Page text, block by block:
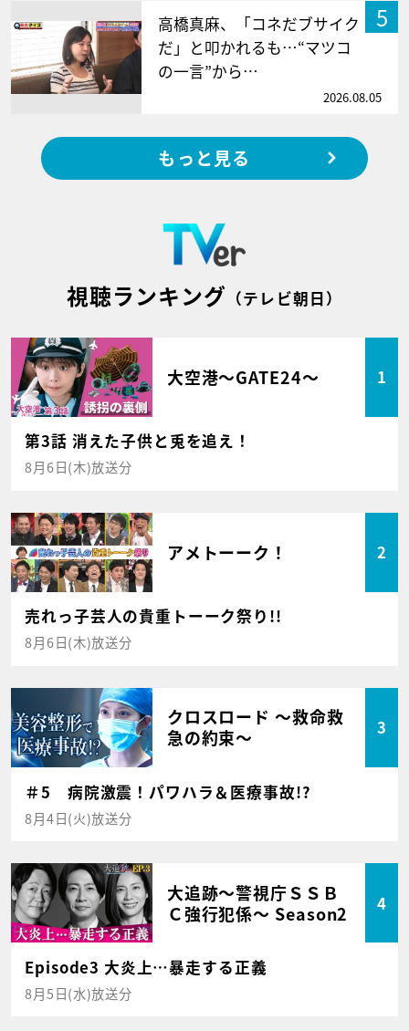
5
高橋真麻、「コネだブサイク
だ」と叩かれるも…“マツコ
の一言”から…
2026.08.05
もっと見る
視聴ランキング （テレビ朝日）
大空港～GATE24～ 1
第3話 消えた子供と兎を追え！
8月6日(木)放送分
アメトーーク！ 2
売れっ子芸人の貴重トーーク祭り!!
8月6日(木)放送分
クロスロード ～救命救
急の約束～
3
＃5 病院激震！パワハラ＆医療事故!?
8月4日(火)放送分
大追跡～警視庁ＳＳＢ
Ｃ強行犯係～ Season2
4
Episode3 大炎上…暴走する正義
8月5日(水)放送分